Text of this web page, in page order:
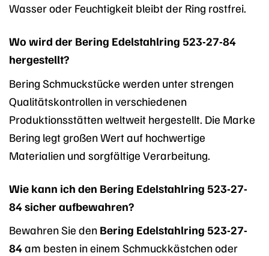
Wasser oder Feuchtigkeit bleibt der Ring rostfrei.
Wo wird der Bering Edelstahlring 523-27-84
hergestellt?
Bering Schmuckstücke werden unter strengen
Qualitätskontrollen in verschiedenen
Produktionsstätten weltweit hergestellt. Die Marke
Bering legt großen Wert auf hochwertige
Materialien und sorgfältige Verarbeitung.
Wie kann ich den Bering Edelstahlring 523-27-
84 sicher aufbewahren?
Bewahren Sie den Bering Edelstahlring 523-27-
84am besten in einem Schmuckkästchen oder